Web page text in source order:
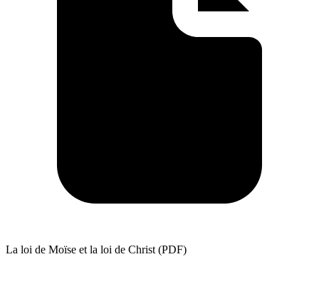
La loi de Moïse et la loi de Christ (PDF)